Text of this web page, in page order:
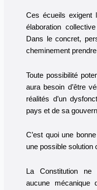
Ces écueils exigent
élaboration
Dans le concret,
cheminement
Toute possibilité
aura besoin d’être
réalités d’un
pays et de sa
C’est quoi une
une possible solution
La Constitution
aucune